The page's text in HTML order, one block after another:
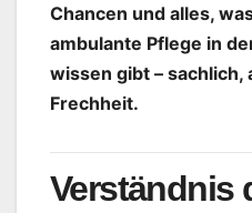
Chancen und alles,
ambulante Pflege in
wissen gibt – sachlich,
Frechheit.
Verständnis